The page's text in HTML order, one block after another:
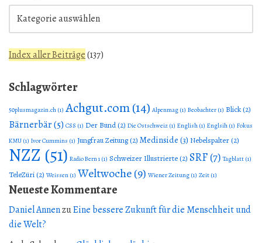
Index aller Beiträge(137)
Schlagwörter
50plusmagazin.ch (1) Achgut.com(14) Alpenmag (1) Beobachter (1) Blick(2)
Bärnerbär(5) CSS (1) Der Bund(2) Die Ostschweiz (1) English (1) Englsih (1) Fokus
KMU (1) Ivor Cummins (1) Jungfrau Zeitung(2) Medinside (3) Nebelspalter(2)
NZZ (51) Radio Bern 1 (1) Schweizer Illustrierte(2) SRF (7) Tagblatt (1)
TeleZüri(2) Weissen (1) Weltwoche(9) Wiener Zeitung (1) Zeit (1)
Neueste Kommentare
Daniel AnnenzuEine bessere Zukunft für die Menschheit und
die Welt?